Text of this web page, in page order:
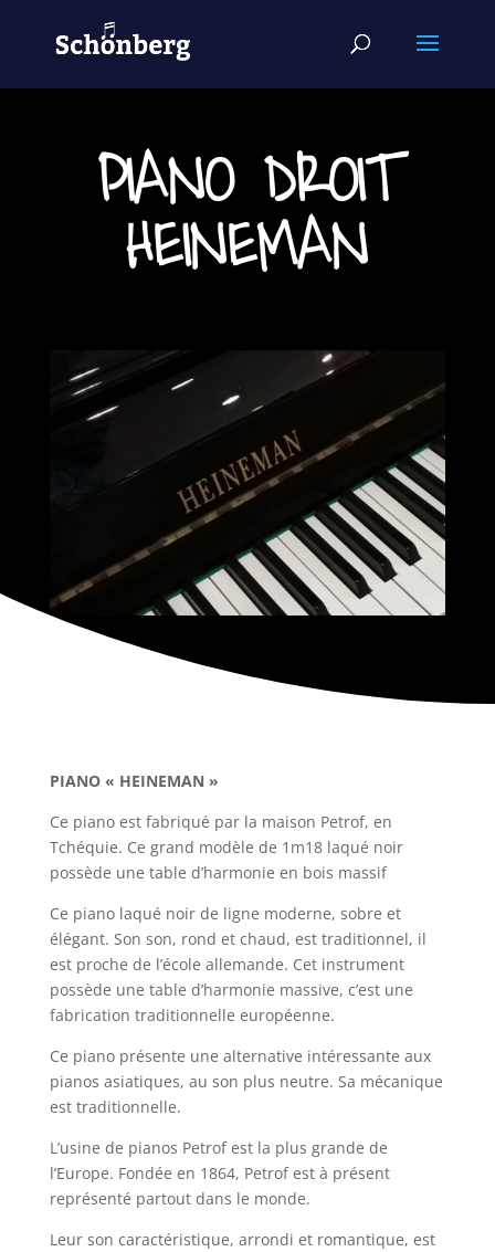
PIANO DROIT
HEINEMAN
PIANO « HEINEMAN »
Ce piano est fabriqué par la maison Petrof, en
Tchéquie. Ce grand modèle de 1m18 laqué noir
possède une table d’harmonie en bois massif
Ce piano laqué noir de ligne moderne, sobre et
élégant. Son son, rond et chaud, est traditionnel, il
est proche de l’école allemande. Cet instrument
possède une table d’harmonie massive, c’est une
fabrication traditionnelle européenne.
Ce piano présente une alternative intéressante aux
pianos asiatiques, au son plus neutre. Sa mécanique
est traditionnelle.
L’usine de pianos Petrof est la plus grande de
l’Europe. Fondée en 1864, Petrof est à présent
représenté partout dans le monde.
Leur son caractéristique, arrondi et romantique, est